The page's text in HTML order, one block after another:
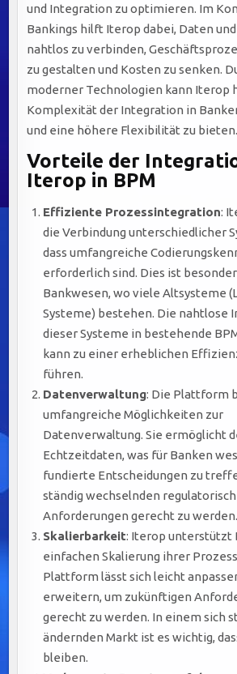
und Integration zu optimieren. Im
Bankings hilft Iterop dabei, Daten
nahtlos zu verbinden,
zu gestalten und Kosten zu senken.
moderner Technologien kann Iterop
Komplexität der Integration in
und eine höhere Flexibilität zu bieten.
Vorteile der
Iterop in BPM
Effiziente Prozessintegration:
die Verbindung unterschiedlicher
dass umfangreiche
erforderlich sind. Dies ist
Bankwesen, wo viele Altsysteme
Systeme) bestehen. Die nahtlose
dieser Systeme in bestehende
kann zu einer erheblichen
führen.
Datenverwaltung: Die Plattform
umfangreiche Möglichkeiten zur
Datenverwaltung. Sie ermöglicht
Echtzeitdaten, was für Banken
fundierte Entscheidungen zu
ständig wechselnden
Anforderungen gerecht zu werden.
Skalierbarkeit: Iterop unterstützt
einfachen Skalierung ihrer
Plattform lässt sich leicht
erweitern, um zukünftigen
gerecht zu werden. In einem sich
ändernden Markt ist es wichtig,
bleiben.